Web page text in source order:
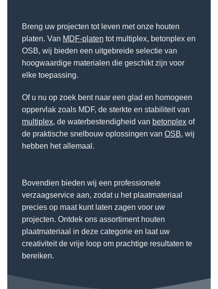
Breng uw projecten tot leven met onze houten
platen. Van MDF-platen tot multiplex, betonplex en
OSB, wij bieden een uitgebreide selectie van
hoogwaardige materialen die geschikt zijn voor
elke toepassing.
Of u nu op zoek bent naar een glad en homogeen
oppervlak zoals MDF, de sterkte en stabiliteit van
multiplex, de waterbestendigheid van betonplex of
de praktische snelbouw oplossingen van OSB, wij
hebben het allemaal.
Bovendien bieden wij een professionele
verzaagservice aan, zodat u het plaatmateriaal
precies op maat kunt laten zagen voor uw
projecten. Ontdek ons assortiment houten
plaatmateriaal in deze categorie en laat uw
creativiteit de vrije loop om prachtige resultaten te
bereiken.